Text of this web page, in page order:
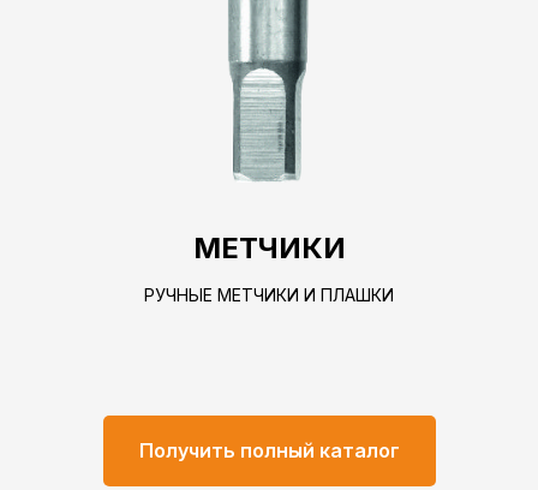
МЕТЧИКИ
РУЧНЫЕ МЕТЧИКИ И ПЛАШКИ
Получить полный каталог